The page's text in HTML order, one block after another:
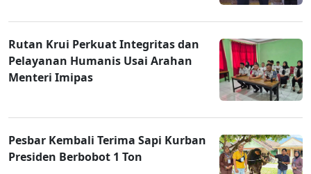
Rutan Krui Perkuat Integritas dan
Pelayanan Humanis Usai Arahan
Menteri Imipas
Pesbar Kembali Terima Sapi Kurban
Presiden Berbobot 1 Ton